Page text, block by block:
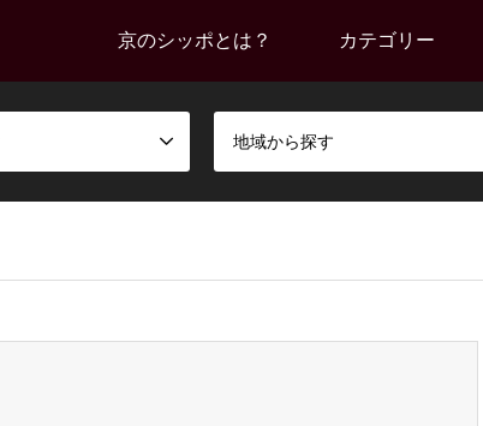
京のシッポとは？ カテゴリー
地域から探す